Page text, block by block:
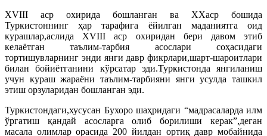
XVIII аср охирида бошланган ва ХХаср бошида
Туркистоннинг ҳар тарафига ёйилган маданиятга оид
курашлар,аслида ХVIII аср охиридан бери давом этиб
келаётган таълим-тарбия асослари соҳасидаги
тортишувларнинг энди янги давр фикрлари,шарт-шароитлари
билан бойиётганини кўрсатар эди.Туркистонда янгиланиш
учун кураш жараёни таълим-тарбияни янги усулда ташкил
этиш орзуларидан бошланган эди.
Туркистондаги,хусусан Бухоро шаҳридаги “мадрасаларда илм
ўргатиш қандай асосларга олиб борилиши керак”,деган
масала олимлар орасида 200 йилдан ортиқ давр мобайнида